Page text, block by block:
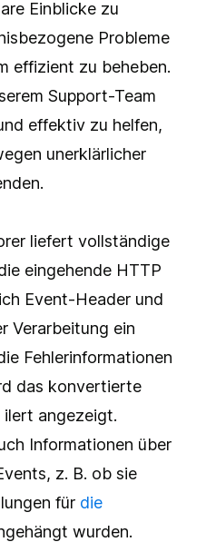
Einblicke zu
Probleme
effizient zu beheben.
Support-Team
effektiv zu helfen,
unerklärlicher
liefert vollständige
eingehende HTTP
Event-Header und
Verarbeitung ein
Fehlerinformationen
das konvertierte
ilert angezeigt.
Informationen über
z. B. ob sie
für die
wurden.